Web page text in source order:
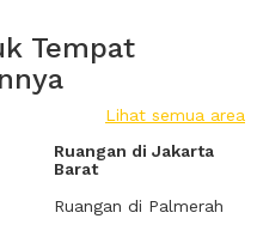
Tempat
Lihat semua area
Ruangan di Jakarta
Barat
Ruangan di Palmerah